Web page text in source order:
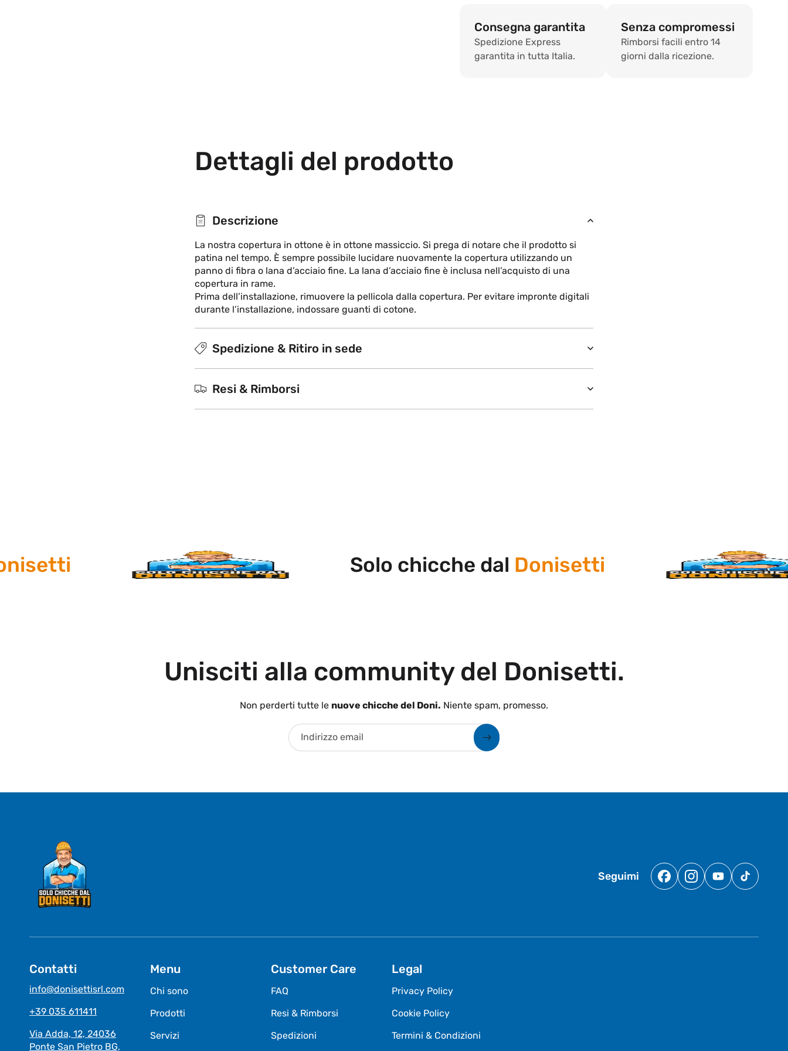
Consegna garantita
Spedizione Express
garantita in tutta Italia.
Senza compromessi
Rimborsi facili entro 14
giorni dalla ricezione.
Dettagli del prodotto
Descrizione
La nostra copertura in ottone è in ottone massiccio. Si prega di notare che il prodotto si
patina nel tempo. È sempre possibile lucidare nuovamente la copertura utilizzando un
panno di fibra o lana d’acciaio fine. La lana d’acciaio fine è inclusa nell’acquisto di una
copertura in rame.
Prima dell’installazione, rimuovere la pellicola dalla copertura. Per evitare impronte digitali
durante l’installazione, indossare guanti di cotone.
Spedizione & Ritiro in sede
Resi & Rimborsi
Solo chicche dalDonisetti
Unisciti alla community del Donisetti.
Non perderti tutte le nuove chicche del Doni. Niente spam, promesso.
Indirizzo email
Seguimi
FacebookInstagram
YouTubeTikTok
Contatti
info@donisettisrl.com
+39 035 611411
Via Adda, 12, 24036
Ponte San Pietro BG,
Menu
Chi sono
Prodotti
Servizi
Customer Care
FAQ
Resi & Rimborsi
Spedizioni
Legal
Privacy Policy
Cookie Policy
Termini & Condizioni